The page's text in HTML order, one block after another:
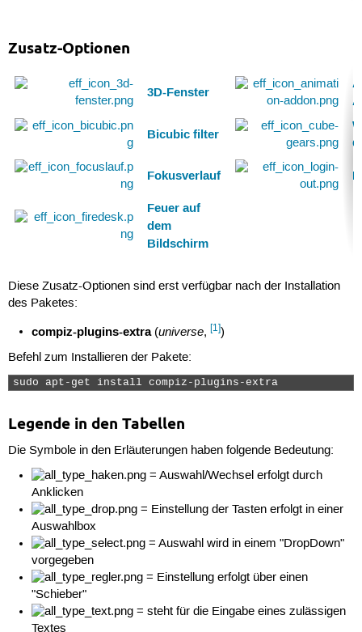
Zusatz-Optionen
3D-Fenster
Bicubic filter
Fokusverlauf
Feuer auf
dem
Bildschirm
Diese Zusatz-Optionen sind erst verfügbar nach der Installation
des Paketes:
compiz-plugins-extra(universe,[1])
Befehl zum Installieren der Pakete:
sudo apt-get install compiz-plugins-extra
Legende in den Tabellen
Die Symbole in den Erläuterungen haben folgende Bedeutung:
= Auswahl/Wechsel erfolgt durch
Anklicken
= Einstellung der Tasten erfolgt in einer
Auswahlbox
= Auswahl wird in einem "DropDown"
vorgegeben
= Einstellung erfolgt über einen
"Schieber"
= steht für die Eingabe eines zulässigen